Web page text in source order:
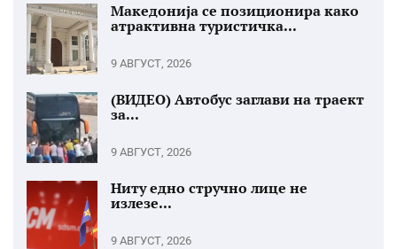
Македонија се позиционира како
атрактивна туристичка...
9 АВГУСТ, 2026
(ВИДЕО) Автобус заглави на траект
за...
9 АВГУСТ, 2026
Ниту едно стручно лице не
излезе...
9 АВГУСТ, 2026